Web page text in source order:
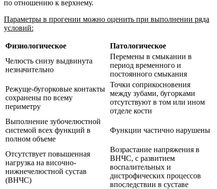
по отношению к верхнему.
Параметры в прогении можно оценить при выполнении ряда
условий:
Физиологическое
Патологическое
Челюсть снизу выдвинута
незначительно
Перемены в смыкании в
период временного и
постоянного смыкания
Режуще-бугорковые контакты
сохранены по всему
периметру
Точки соприкосновения
между зубами, бугорками
отсутствуют в том или ином
отделе кости
Выполнение зубочелюстной
системой всех функций в
полном объеме
Функции частично нарушены
Отсутствует повышенная
нагрузка на височно-
нижнечелюстной сустав
(ВНЧС)
Возрастание напряжения в
ВНЧС, с развитием
воспалительных и
дистрофических процессов
впоследствии в суставе